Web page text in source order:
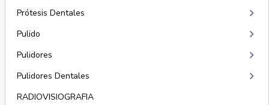
Prótesis Dentales keyboard_arrow_right
Pulido keyboard_arrow_right
Pulidores keyboard_arrow_right
Pulidores Dentales keyboard_arrow_right
RADIOVISIOGRAFIA